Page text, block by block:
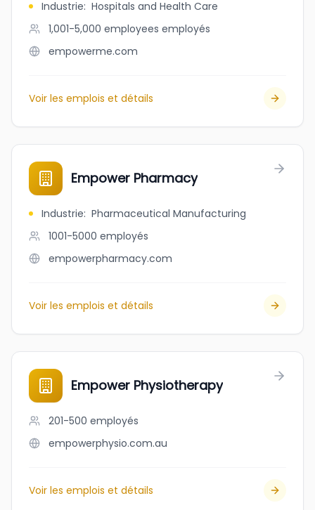
Industrie: Hospitals and Health Care
1,001-5,000 employees employés
empowerme.com
Voir les emplois et détails
Empower Pharmacy
Industrie: Pharmaceutical Manufacturing
1001-5000 employés
empowerpharmacy.com
Voir les emplois et détails
Empower Physiotherapy
201-500 employés
empowerphysio.com.au
Voir les emplois et détails